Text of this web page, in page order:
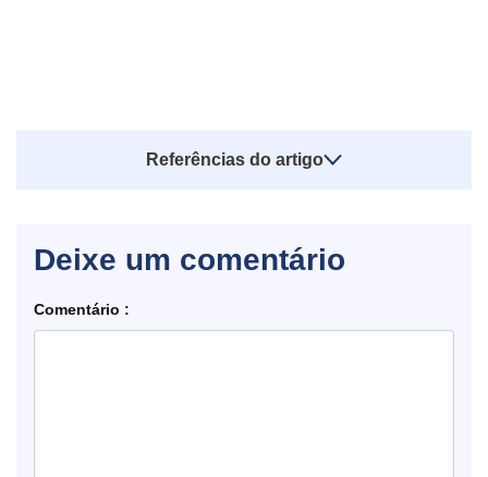
Referências do artigo
Deixe um comentário
Comentário